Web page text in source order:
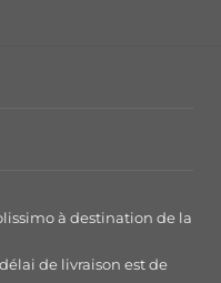
à destination de la
de livraison est de